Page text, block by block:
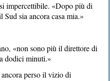
impercettibile. «Dopo più di
sia ancora casa mia.»
«non sono più il direttore di
dodici minuti.»
perso il vizio di